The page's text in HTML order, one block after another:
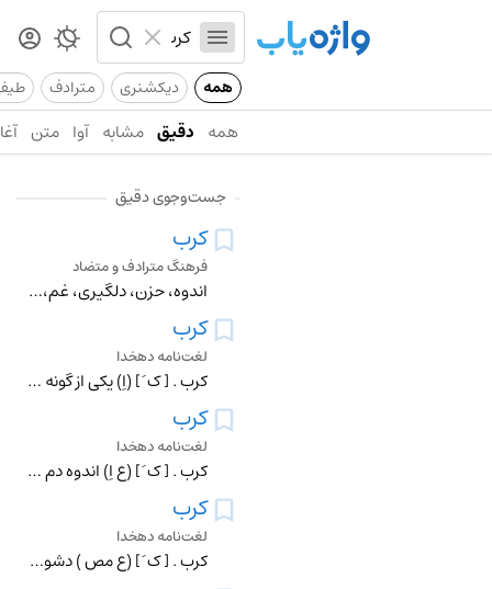
همه دیکشنری مترادف
همه دقیق مشابه آوا متن
جست‌وجوی دقیق
کرب
فرهنگ مترادف و متضاد
اندوه، حزن، دلگیری، غم، کربت، محنت،
کرب
لغت‌نامه دهخدا
کرب . [ ک َ ] (اِ) یکی از گونه های درخت افرا که در جنگلهای شمال ایران فراوان است و جزو درختان نواحی مرتفع جنگلهاست . کرف . کرکو. تلین . ککم . کیکم . چیت . که پل
کرب
لغت‌نامه دهخدا
کرب . [ ک َ ] (ع اِ) اندوه دم گیر. ج ، کُروب . (منتهی الارب ) (ناظم الاطباء). اندوه که نفس بازگیرد. (غیاث اللغات ) (از اقرب الموارد). اندوهی که خبه کند. (ترجمان
کرب
لغت‌نامه دهخدا
کرب . [ ک َ ] (ع مص ) دشوار و سخت گردیدن غم برکسی و اندوهگین کردن او را. (از منتهی الارب ) (از ناظم الاطباء). بی آرام کردن اندوه کسی را. (غیاث اللغات ). اندوهگی